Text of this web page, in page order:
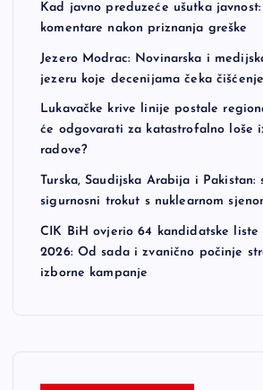
Kad javno preduzeće ušutka
komentare nakon priznanja greške
Jezero Modrac: Novinarska i
jezeru koje decenijama čeka
Lukavačke krive linije postale
će odgovarati za katastrofalno loše
radove?
Turska, Saudijska Arabija i Pakistan:
sigurnosni trokut s nuklearnom
CIK BiH ovjerio 64 kandidatske liste
2026: Od sada i zvanično počinje
izborne kampanje